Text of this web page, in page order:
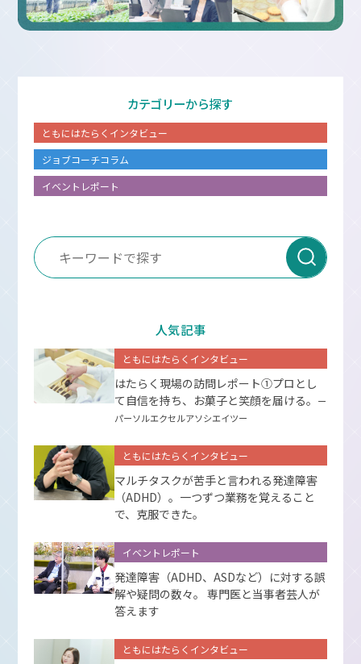
カテゴリーから探す
ともにはたらくインタビュー
ジョブコーチコラム
イベントレポート
人気記事
ともにはたらくインタビュー
はたらく現場の訪問レポート①プロとし
て⾃信を持ち、お菓⼦と笑顔を届ける。
ー
パーソルエクセルアソシエイツー
ともにはたらくインタビュー
マルチタスクが苦手と言われる発達障害
（ADHD）。一つずつ業務を覚えること
で、克服できた。
イベントレポート
発達障害（ADHD、ASDなど）に対する誤
解や疑問の数々。 専門医と当事者芸人が
答えます
ともにはたらくインタビュー